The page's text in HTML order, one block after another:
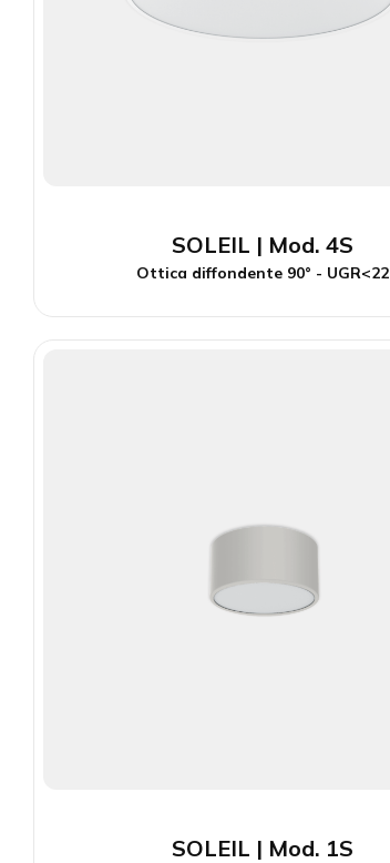
SOLEIL | Mod. 4S
Ottica diffondente 90° - UGR<22
SOLEIL | Mod. 1S